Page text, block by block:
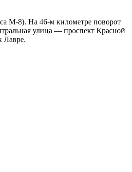
М-8). На 46-м километре поворот
улица — проспект Красной
Лавре.